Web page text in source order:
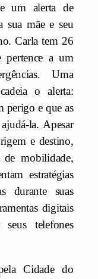
um alerta de
sua mãe e seu
Carla tem 26
pertence a um
Uma
o alerta:
perigo e que as
la. Apesar
e destino,
de mobilidade,
estratégias
durante suas
digitais
telefones
Cidade do